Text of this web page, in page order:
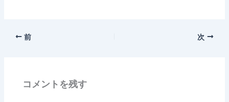
前 次
コメントを残す